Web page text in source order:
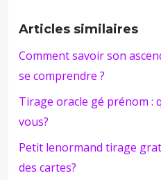
Articles similaires
Comment savoir son
se comprendre ?
Tirage oracle gé prénom :
vous?
Petit lenormand tirage
des cartes?